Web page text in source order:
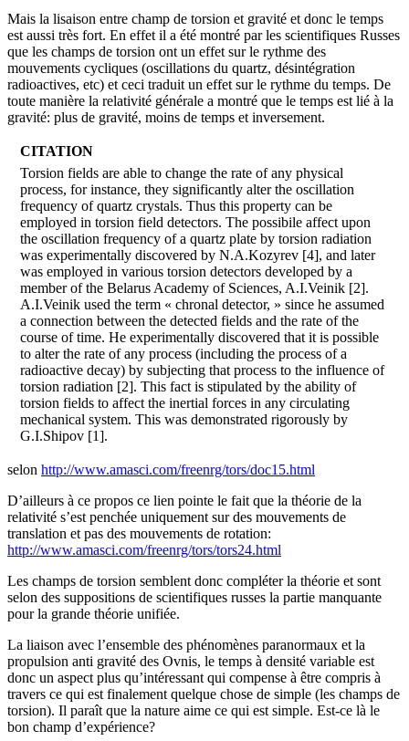
Mais la lisaison entre champ de torsion et gravité et donc le temps
est aussi très fort. En effet il a été montré par les scientifiques Russes
que les champs de torsion ont un effet sur le rythme des
mouvements cycliques (oscillations du quartz, désintégration
radioactives, etc) et ceci traduit un effet sur le rythme du temps. De
toute manière la relativité générale a montré que le temps est lié à la
gravité: plus de gravité, moins de temps et inversement.
CITATION
Torsion fields are able to change the rate of any physical
process, for instance, they significantly alter the oscillation
frequency of quartz crystals. Thus this property can be
employed in torsion field detectors. The possibile affect upon
the oscillation frequency of a quartz plate by torsion radiation
was experimentally discovered by N.A.Kozyrev [4], and later
was employed in various torsion detectors developed by a
member of the Belarus Academy of Sciences, A.I.Veinik [2].
A.I.Veinik used the term « chronal detector, » since he assumed
a connection between the detected fields and the rate of the
course of time. He experimentally discovered that it is possible
to alter the rate of any process (including the process of a
radioactive decay) by subjecting that process to the influence of
torsion radiation [2]. This fact is stipulated by the ability of
torsion fields to affect the inertial forces in any circulating
mechanical system. This was demonstrated rigorously by
G.I.Shipov [1].
selon http://www.amasci.com/freenrg/tors/doc15.html
D’ailleurs à ce propos ce lien pointe le fait que la théorie de la
relativité s’est penchée uniquement sur des mouvements de
translation et pas des mouvements de rotation:
http://www.amasci.com/freenrg/tors/tors24.html
Les champs de torsion semblent donc compléter la théorie et sont
selon des suppositions de scientifiques russes la partie manquante
pour la grande théorie unifiée.
La liaison avec l’ensemble des phénomènes paranormaux et la
propulsion anti gravité des Ovnis, le temps à densité variable est
donc un aspect plus qu’intéressant qui compense à être compris à
travers ce qui est finalement quelque chose de simple (les champs de
torsion). Il paraît que la nature aime ce qui est simple. Est-ce là le
bon champ d’expérience?